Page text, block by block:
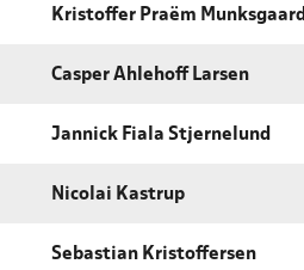
Kristoffer Praëm Munksgaard
Casper Ahlehoff Larsen
Jannick Fiala Stjernelund
Nicolai Kastrup
Sebastian Kristoffersen